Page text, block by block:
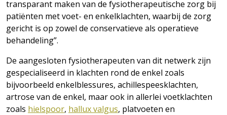
transparant maken van de fysiotherapeutische zorg bij
patiënten met voet- en enkelklachten, waarbij de zorg
gericht is op zowel de conservatieve als operatieve
behandeling”.
De aangesloten fysiotherapeuten van dit netwerk zijn
gespecialiseerd in klachten rond de enkel zoals
bijvoorbeeld enkelblessures, achillespeesklachten,
artrose van de enkel, maar ook in allerlei voetklachten
zoals hielspoor, hallux valgus, platvoeten en